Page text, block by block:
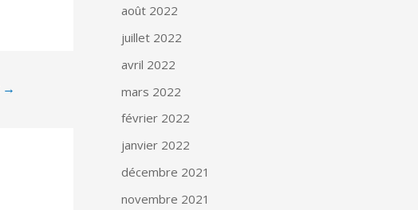
→
août 2022
juillet 2022
avril 2022
mars 2022
février 2022
janvier 2022
décembre 2021
novembre 2021